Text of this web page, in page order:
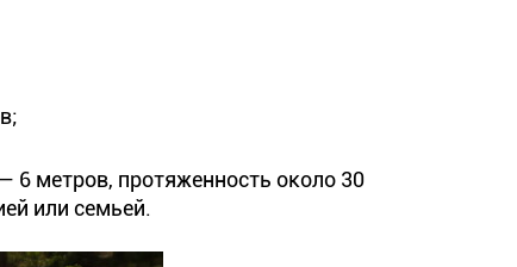
метров, протяженность около 30
или семьей.